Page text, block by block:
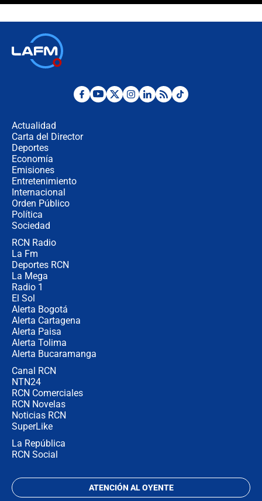
Desde dermatitis hasta infecciones:
Actualidad
Carta del Director
Deportes
Economía
Emisiones
Entretenimiento
Internacional
Orden Público
Política
Sociedad
RCN Radio
La Fm
Deportes RCN
La Mega
Radio 1
El Sol
Alerta Bogotá
Alerta Cartagena
Alerta Paisa
Alerta Tolima
Alerta Bucaramanga
Canal RCN
NTN24
RCN Comerciales
RCN Novelas
Noticias RCN
SuperLike
La República
RCN Social
ATENCIÓN AL OYENTE